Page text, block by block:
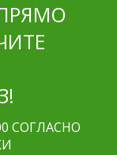
СОГЛАСНО